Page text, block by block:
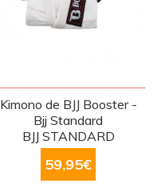
Kimono de BJJ Booster -
Bjj Standard
BJJ STANDARD
59,95€